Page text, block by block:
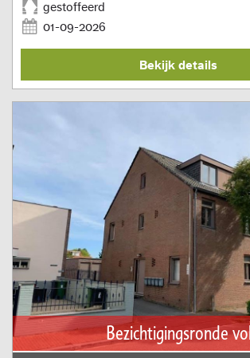
gestoffeerd
01-09-2026
Bekijk details
Bezichtigingsronde